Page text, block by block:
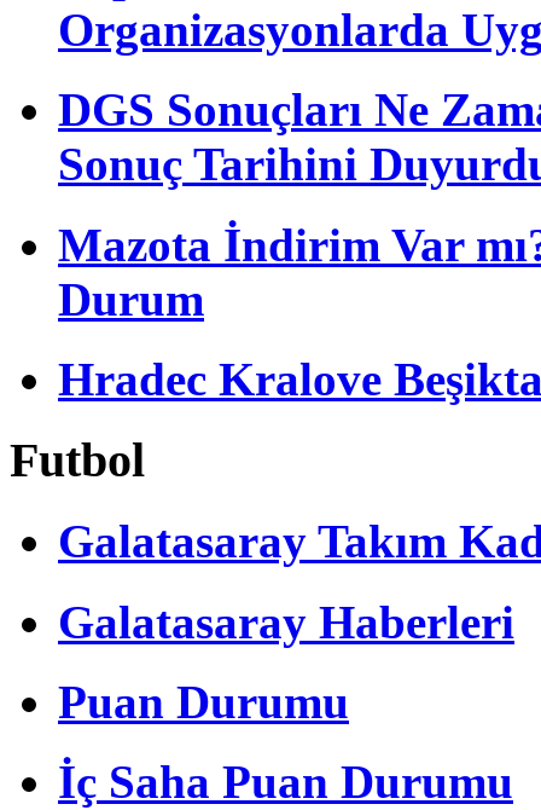
Organizasyonlarda
DGS Sonuçları Ne
Sonuç Tarihini
Mazota İndirim Var
Durum
Hradec Kralove
Futbol
Galatasaray Takım
Galatasaray Haberleri
Puan Durumu
İç Saha Puan Durumu